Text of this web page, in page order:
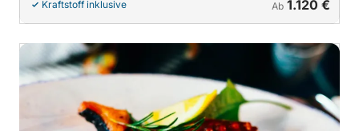
Kraftstoff inklusive Ab 1.120 €